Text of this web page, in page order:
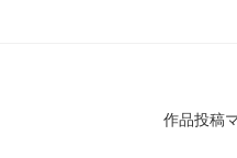
作品投稿